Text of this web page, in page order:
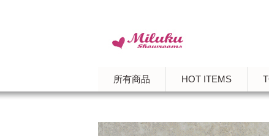
所有商品 HOT ITEMS